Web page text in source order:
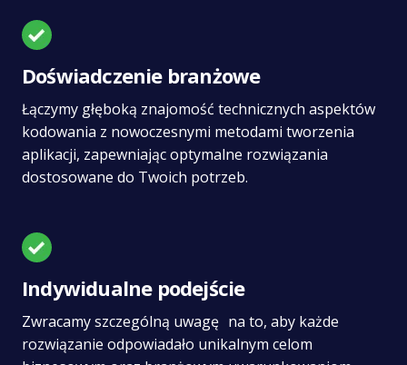
Doświadczenie branżowe
Łączymy głęboką znajomość technicznych aspektów
kodowania z nowoczesnymi metodami tworzenia
aplikacji, zapewniając optymalne rozwiązania
dostosowane do Twoich potrzeb.
Indywidualne podejście
Zwracamy szczególną uwagę na to, aby każde
rozwiązanie odpowiadało unikalnym celom